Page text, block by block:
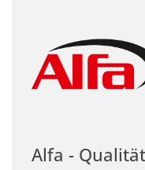
Alfa -